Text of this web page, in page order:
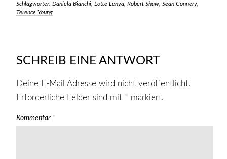
Schlagwörter: Daniela Bianchi, Lotte Lenya, Robert Shaw, Sean Connery,
Terence Young
SCHREIB EINE ANTWORT
Deine E-Mail Adresse wird nicht veröffentlicht.
Erforderliche Felder sind mit * markiert.
Kommentar *